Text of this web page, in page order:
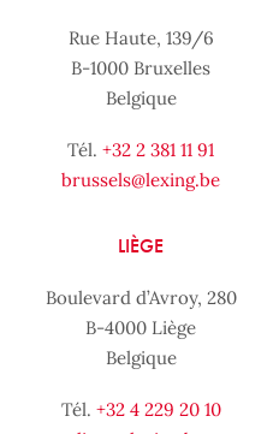
Rue Haute, 139/6
B-1000 Bruxelles
Belgique
Tél. +32 2 381 11 91
brussels@lexing.be
LIÈGE
Boulevard d’Avroy, 280
B-4000 Liège
Belgique
Tél. +32 4 229 20 10